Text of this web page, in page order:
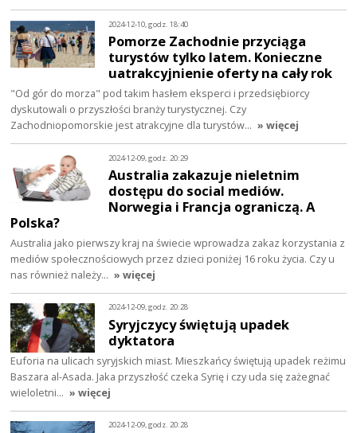
2024-12-10, godz. 18:40
Pomorze Zachodnie przyciąga
turystów tylko latem. Konieczne
uatrakcyjnienie oferty na cały rok
"Od gór do morza" pod takim hasłem eksperci i przedsiębiorcy
dyskutowali o przyszłości branży turystycznej. Czy
Zachodniopomorskie jest atrakcyjne dla turystów… » więcej
2024-12-09, godz. 20:29
Australia zakazuje nieletnim
dostępu do social mediów.
Norwegia i Francja ograniczą. A
Polska?
Australia jako pierwszy kraj na świecie wprowadza zakaz korzystania z
mediów społecznościowych przez dzieci poniżej 16 roku życia. Czy u
nas również należy… » więcej
2024-12-09, godz. 20:28
Syryjczycy świętują upadek
dyktatora
Euforia na ulicach syryjskich miast. Mieszkańcy świętują upadek reżimu
Baszara al-Asada. Jaka przyszłość czeka Syrię i czy uda się zażegnać
wieloletni… » więcej
2024-12-09, godz. 20:28